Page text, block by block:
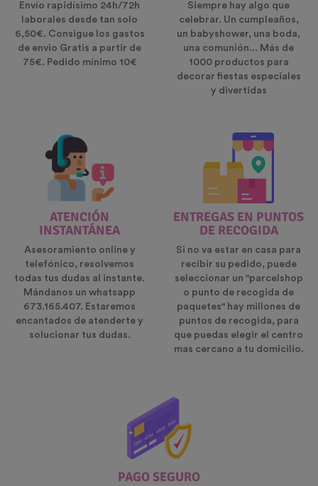
Envío rapidísimo 24h/72h
laborales desde tan solo
6,50€. Consigue los gastos
de envio Gratis a partir de
75€. Pedido mínimo 10€
Siempre hay algo que
celebrar. Un cumpleaños,
un babyshower, una boda,
una comunión... Más de
1000 productos para
decorar fiestas especiales
y divertidas
ATENCIÓN
INSTANTÁNEA
Asesoramiento online y
telefónico, resolvemos
todas tus dudas al instante.
Mándanos un whatsapp
673.165.407. Estaremos
encantados de atenderte y
solucionar tus dudas.
ENTREGAS EN PUNTOS
DE RECOGIDA
Si no va estar en casa para
recibir su pedido, puede
seleccionar un "parcelshop
o punto de recogida de
paquetes" hay millones de
puntos de recogida, para
que puedas elegir el centro
mas cercano a tu domicilio.
PAGO SEGURO